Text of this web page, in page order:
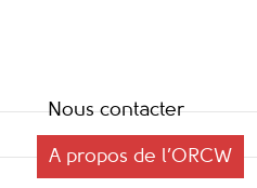
Nous contacter
A propos de l’ORCW